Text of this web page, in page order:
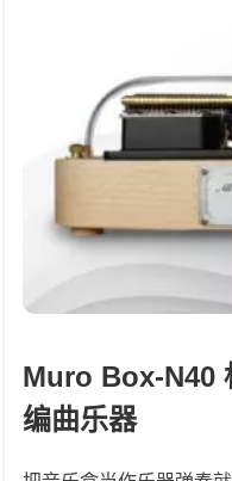
Muro Box-N40
编曲乐器